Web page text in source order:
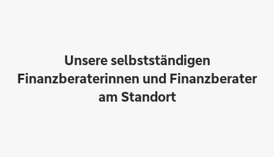
Unsere selbstständigen
Finanzberaterinnen und Finanzberater
am Standort